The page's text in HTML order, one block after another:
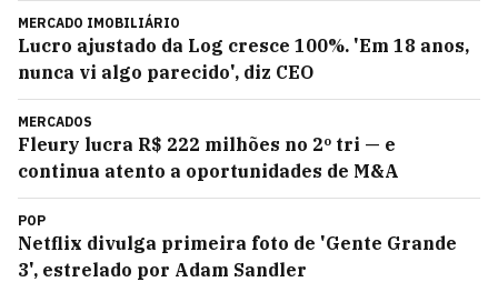
MERCADO IMOBILIÁRIO
Lucro ajustado da Log cresce 100%. 'Em 18 anos,
nunca vi algo parecido', diz CEO
MERCADOS
Fleury lucra R$ 222 milhões no 2º tri — e
continua atento a oportunidades de M&A
POP
Netflix divulga primeira foto de 'Gente Grande
3', estrelado por Adam Sandler